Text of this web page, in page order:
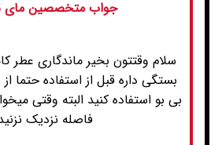
جواب متخصصین مای
سلام وقتتون بخیر ماندگاری عطر
بستگی داره قبل از استفاده حتما
بی بو استفاده کنید البته وقتی
فاصله نزدیک